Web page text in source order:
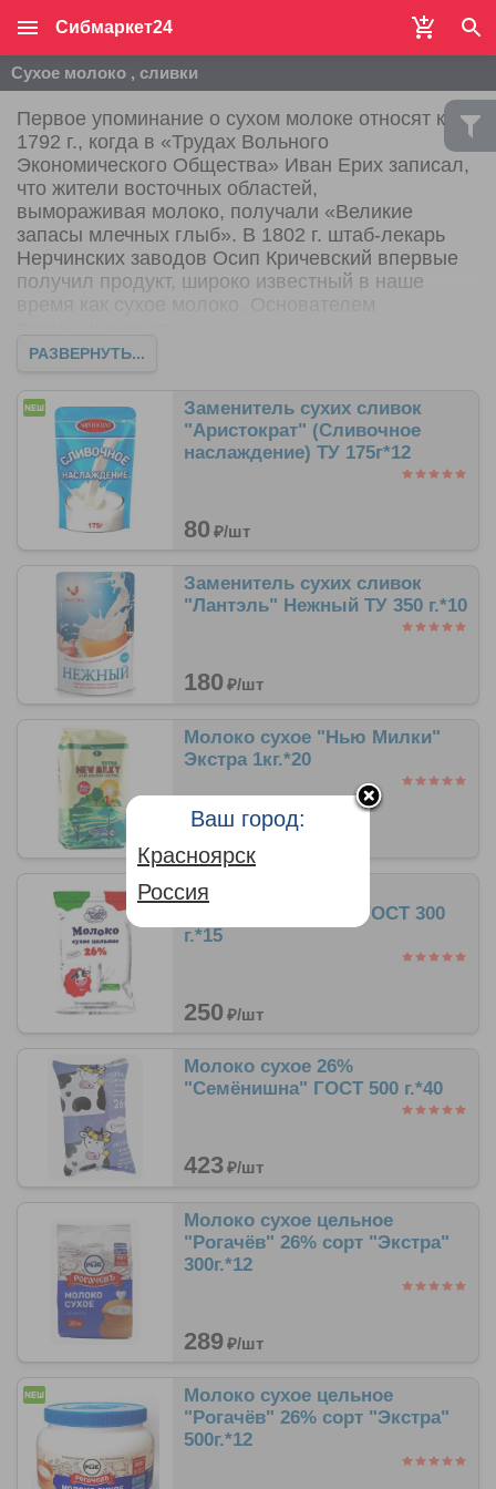
Сибмаркет24
Сухое молоко , сливки
Первое упоминание о сухом молоке относят к
1792 г., когда в «Трудах Вольного
Экономического Общества» Иван Ерих записал,
что жители восточных областей,
вымораживая молоко, получали «Великие
запасы млечных глыб». В 1802 г. штаб-лекарь
Нерчинских заводов Осип Кричевский впервые
получил продукт, широко известный в наше
производства сухого молока (1832 г.) является
РАЗВЕРНУТЬ...
Заменитель сухих сливок
"Аристократ" (Сливочное
наслаждение) ТУ 175г*12
80 ₽/шт
Заменитель сухих сливок
"Лантэль" Нежный ТУ 350 г.*10
180 ₽/шт
Молоко сухое "Нью Милки"
Экстра 1кг.*20
594
Молоко сухое (фас)
(Филимоново)26% ГОСТ 300
г.*15
250 ₽/шт
Молоко сухое 26%
"Семёнишна" ГОСТ 500 г.*40
423₽/шт
Молоко сухое цельное
"Рогачёв" 26% сорт "Экстра"
300г.*12
289₽/шт
Молоко сухое цельное
"Рогачёв" 26% сорт "Экстра"
500г.*12
Ваш город:
Красноярск
Россия